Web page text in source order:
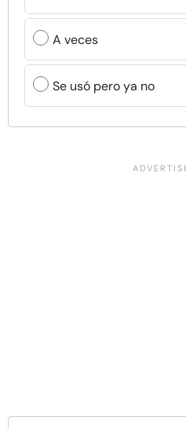
A veces
Se usó pero ya no